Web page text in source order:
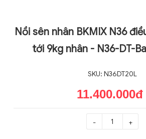
Nồi sên nhân BKMIX N36
tới 9kg nhân - N36-DT-
SKU: N36DT20L
11.400.000đ
- +